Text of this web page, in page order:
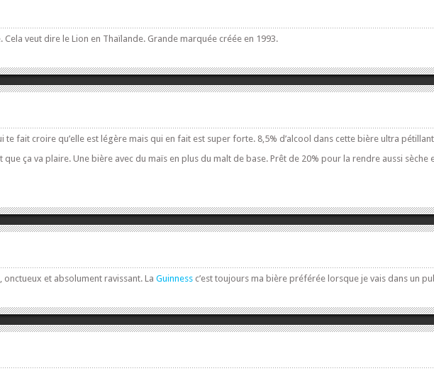
Cela veut dire le Lion en Thaïlande. Grande marquée créée en 1993.
te fait croire qu’elle est légère mais qui en fait est super forte. 8,5% d’alcool dans cette bière ultra
que ça va plaire. Une bière avec du maïs en plus du malt de base. Prêt de 20% pour la rendre aussi
onctueux et absolument ravissant. LaGuinness c’est toujours ma bière préférée lorsque je vais dans un